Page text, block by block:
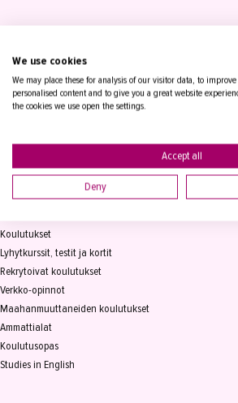
Tampereen Aikuiskoulutuskeskus
PL 15, 33821 Tampere
Vaihde03 2361 111
Koulutukset
Lyhytkurssit, testit ja kortit
Rekrytoivat koulutukset
Verkko-opinnot
Maahanmuuttaneiden koulutukset
Ammattialat
Koulutusopas
Studies in English
We use cookies
We may place these for analysis of our visitor data, to
personalised content and to give you a great website
the cookies we use open the settings.
Accept all
Deny